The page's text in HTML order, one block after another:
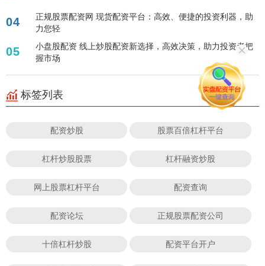
04
正规股票配资网 现货配资平台：高效、便捷的投资利器，助
力您轻
05
小盘股配资 线上炒股配资新选择，高效决策，助力投资者把
握市场
标签列表
配资炒股 股票百倍杠杆平台
杠杆炒股股票 杠杆融资炒股
网上股票杠杆平台 配资查询
配资论坛 正规股票配资公司
十倍杠杆炒股 配资平台开户